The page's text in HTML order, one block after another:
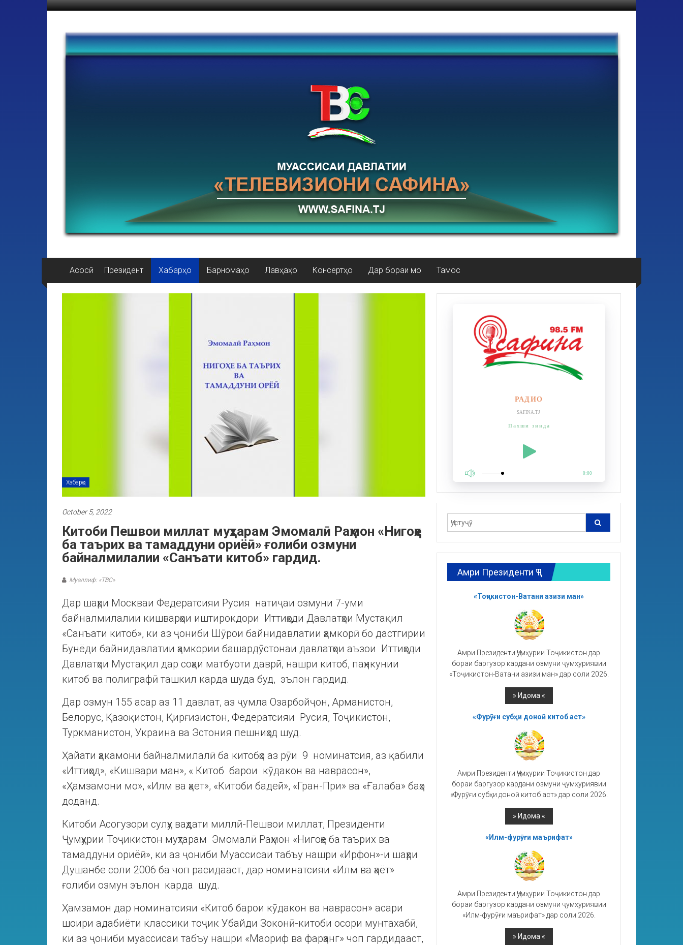
Асосӣ Президент Хабарҳо Барномаҳо Лавҳаҳо Консертҳо Дар бораи мо Тамос
Хабарҳо
October 5, 2022
Китоби Пешвои миллат муҳтарам Эмомалӣ Раҳмон «Нигоҳе
ба таърих ва тамаддуни ориёӣ» ғолиби озмуни
байналмилалии «Санъати китоб» гардид.
Муаллиф: «ТВС»
Дар шаҳри Москваи Федератсияи Русия натиҷаи озмуни 7-уми
байналмилалии кишварҳои иштирокдори Иттиҳоди Давлатҳои Мустақил
«Санъати китоб», ки аз ҷониби Шӯрои байнидавлатии ҳамкорӣ бо дастгирии
Бунёди байнидавлатии ҳамкории башардӯстонаи давлатҳои аъзои Иттиҳоди
Давлатҳои Мустақил дар соҳаи матбуоти даврӣ, нашри китоб, паҳнкунии
китоб ва полиграфӣ ташкил карда шуда буд, эълон гардид.
Дар озмун 155 асар аз 11 давлат, аз ҷумла Озарбойҷон, Арманистон,
Белорус, Қазоқистон, Қирғизистон, Федератсияи Русия, Тоҷикистон,
Туркманистон, Украина ва Эстония пешниҳод шуд.
Ҳайати ҳакамони байналмилалӣ ба китобҳо аз рӯи 9 номинатсия, аз қабили
«Иттиҳод», «Кишвари ман», « Китоб барои кӯдакон ва наврасон»,
«Ҳамзамони мо», «Илм ва ҳаёт», «Китоби бадеӣ», «Гран-При» ва «Ғалаба» баҳо
доданд.
Китоби Асогузори сулҳу ваҳдати миллӣ-Пешвои миллат, Президенти
Ҷумҳурии Тоҷикистон муҳтарам Эмомалӣ Раҳмон «Нигоҳе ба таърих ва
тамаддуни ориёӣ», ки аз ҷониби Муассисаи табъу нашри «Ирфон»-и шаҳри
Душанбе соли 2006 ба чоп расидааст, дар номинатсияи «Илм ва ҳаёт»
ғолиби озмун эълон карда шуд.
Ҳамзамон дар номинатсияи «Китоб барои кӯдакон ва наврасон» асари
шоири адабиёти классики тоҷик Убайди Зоконӣ-китоби осори мунтахабӣ,
ки аз ҷониби муассисаи табъу нашри «Маориф ва фарҳанг» чоп гардидааст,
РАДИО
SAFINA.TJ
Пахши зинда
0:00
Амри Президенти ҶТ
«Тоҷикистон-Ватани азизи ман»
Амри Президенти Ҷумҳурии Тоҷикистон дар
бораи баргузор кардани озмуни ҷумҳуриявии
«Тоҷикистон-Ватани азизи ман» дар соли 2026.
«Фурӯғи субҳи доноӣ китоб аст»
Амри Президенти Ҷумҳурии Тоҷикистон дар
бораи баргузор кардани озмуни ҷумҳуриявии
«Фурӯғи субҳи доноӣ китоб аст» дар соли 2026.
«Илм-фурӯғи маърифат»
Амри Президенти Ҷумҳурии Тоҷикистон дар
бораи баргузор кардани озмуни ҷумҳуриявии
«Илм-фурӯғи маърифат» дар соли 2026.